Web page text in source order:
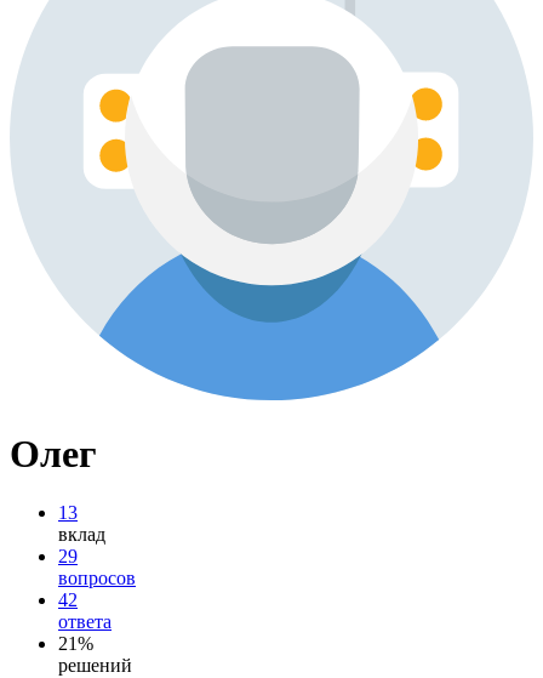
Олег
13
вклад
29
вопросов
42
ответа
21%
решений